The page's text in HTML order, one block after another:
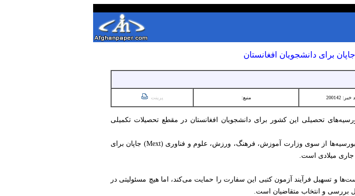
برای دانشجویان افغانستان
200142 منبع: پرینت
تحصیلی این کشور برای دانشجویان افغانستان در مقطع تحصیلات تکمیلی
این سفارت روز (دوشنبه، ۲۱ ثور) با نشر اعلامیه‌ای گفته است که این بورسیه‌ها از سوی وزارت آموزش، فرهنگ، ورزش، علوم و فناوری (Mext) جاپان برای
و تسهیل فرآیند آزمون کتبی این سفارت را حمایت می‌کند، اما هیچ مسئولیتی در
بررسی و انتخاب متقاضیان است.